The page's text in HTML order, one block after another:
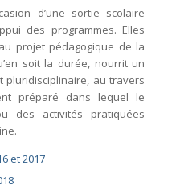
d’une sortie scolaire
des programmes. Elles
projet pédagogique de la
soit la durée, nourrit un
pluridisciplinaire, au travers
préparé dans lequel le
des activités pratiquées
et 2017